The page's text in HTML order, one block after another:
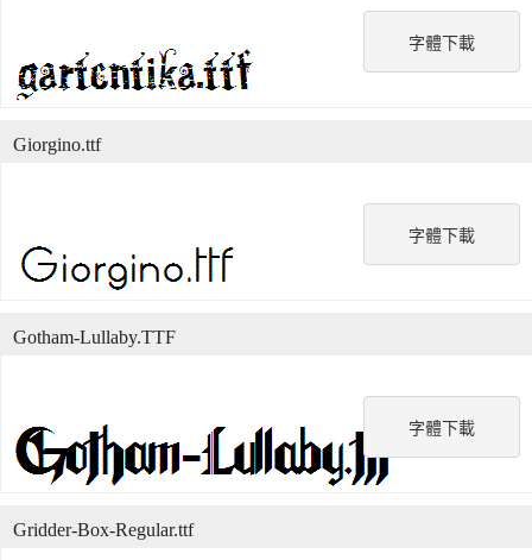
字體下載
字體下載
Giorgino.ttf
字體下載
Gotham-Lullaby.TTF
Gridder-Box-Regular.ttf